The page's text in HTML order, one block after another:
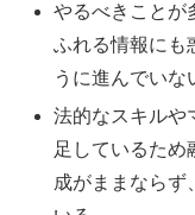
やるべきことが
ふれる情報にも
うに進んでいな
法的なスキルや
足しているため
成がままならず